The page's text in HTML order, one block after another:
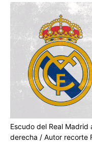
Escudo del Real
derecha / Autor recorte